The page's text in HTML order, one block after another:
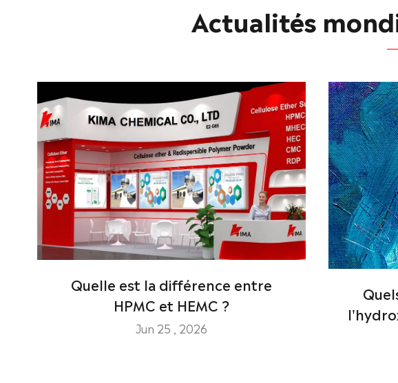
Actualités
Quelle est la différence entre
HPMC et HEMC ?
Jun 25 , 2026